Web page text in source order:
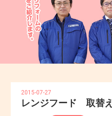
2015-07-27
レンジフード 取替え